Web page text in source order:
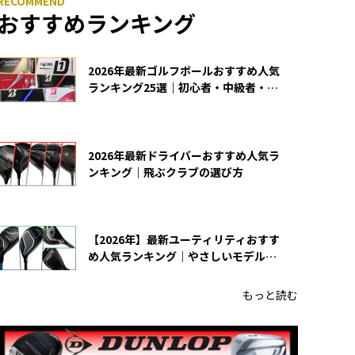
すすめランキング
2026年最新ゴルフボールおすすめ人気
ランキング25選｜初心者・中級者・上
2026年最新ドライバーおすすめ人気ラ
ンキング｜飛ぶクラブの選び方
【2026年】最新ユーティリティおすす
め人気ランキング｜やさしいモデルの
もっと読む